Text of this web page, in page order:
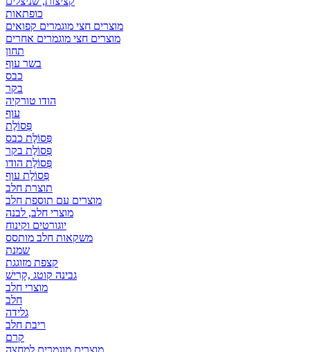
כופתאות
מוצרים חצי מוגמרים קפואים
מוצרים חצי מוגמרים אחרים
תחון
בשר עוף
כבס
בקר
הודו טורקיה
עוף
פְּסוֹלֶת
פְּסוֹלֶת כבס
פְּסוֹלֶת בקר
פְּסוֹלֶת הודו
פְּסוֹלֶת עוף
תוצרת חלב
מוצרים עם תוספת חלב
מוצרי חלב, לבנה
יוגורטים וקינוח
משקאות חלב מותסס
שמנת
קצפת מזוגגת
גבינה קוטג ,קָרִישׁ
מוצרי חלב
חלב
גלידה
ריבת חלב
קרם
מוצרים מוגמרים למחצה